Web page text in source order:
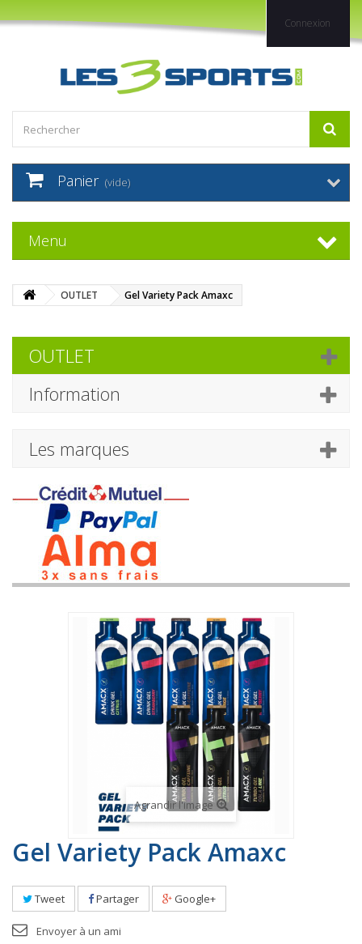
Connexion
Panier (vide)
Menu
OUTLET Gel Variety Pack Amaxc
OUTLET
Information
Les marques
Agrandir l'image
Gel Variety Pack Amaxc
Tweet Partager Google+
Envoyer à un ami